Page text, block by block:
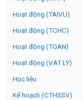
Hoạt động (TAIVU)
Hoạt động (TCHC)
Hoạt động (TOAN)
Hoạt động (VAT LY)
Học liệu
Kế hoạch (CTHSSV)